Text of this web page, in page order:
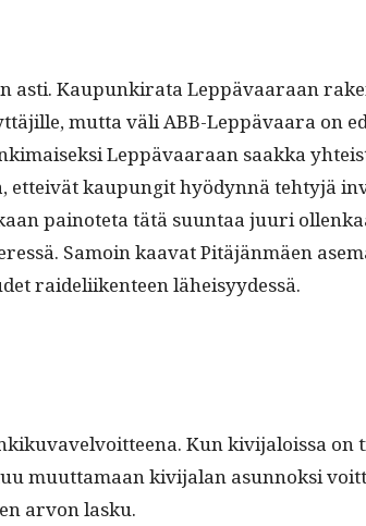
Kaupunki­ra­ta Lep­pä­vaaraan
mut­ta väli ABB-Lep­pä­vaara on
Lep­pä­vaaraan saak­ka
kaupun­git hyö­dyn­nä tehtyjä
pain­ote­ta tätä suun­taa juuri
Samoin kaa­vat Pitäjän­mäen
raideli­iken­teen läheisyydessä.
Kun kivi­jalois­sa on
muut­ta­maan kivi­jalan asun­nok­si
arvon lasku.